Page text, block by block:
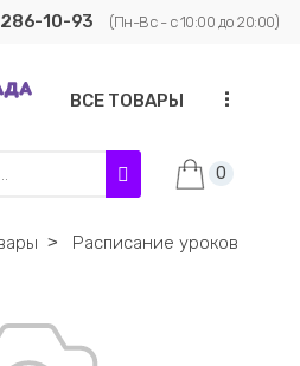
286-10-93 (Пн-Вс - с 10:00 до 20:00)
ВСЕ ТОВАРЫ ...
0
˃ Расписание уроков